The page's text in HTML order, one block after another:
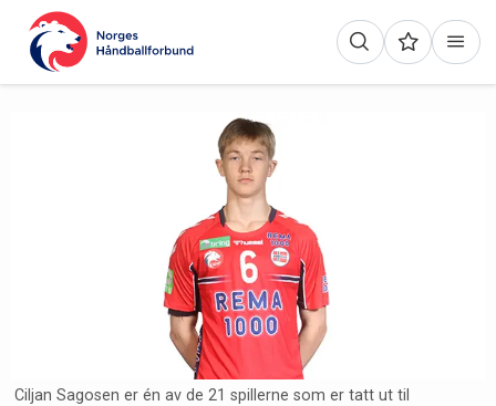
Ciljan Sagosen er én av de 21 spillerne som er tatt ut til